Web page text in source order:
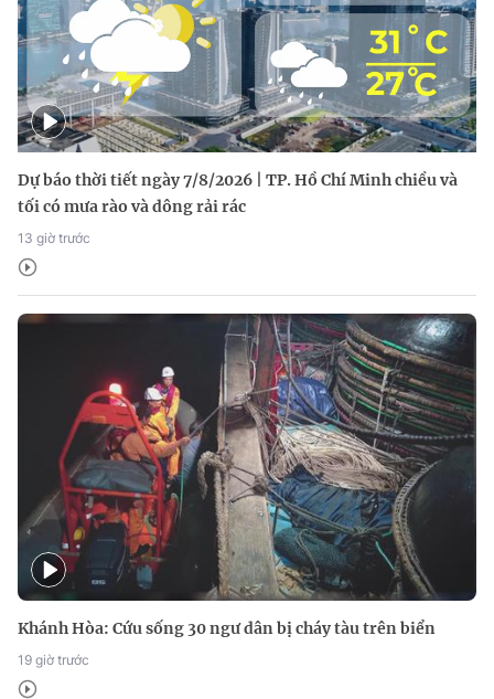
Dự báo thời tiết ngày 7/8/2026 | TP. Hồ Chí Minh chiều và
tối có mưa rào và dông rải rác
13 giờ trước
Khánh Hòa: Cứu sống 30 ngư dân bị cháy tàu trên biển
19 giờ trước